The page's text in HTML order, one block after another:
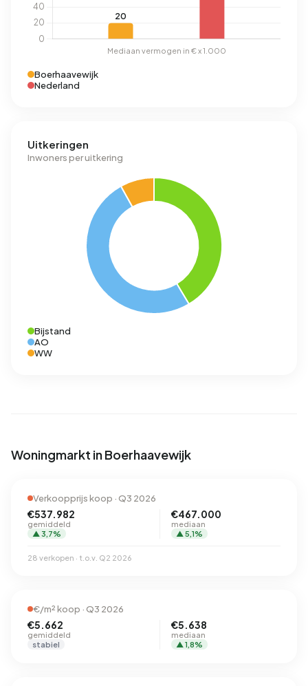
Boerhaavewijk
Nederland
Uitkeringen
Inwoners per uitkering
Bijstand
AO
WW
Woningmarkt in Boerhaavewijk
Verkoopprijs koop · Q3 2026
€537.982
gemiddeld
▲ 3,7%
€467.000
mediaan
▲ 5,1%
28 verkopen · t.o.v. Q2 2026
€/m² koop · Q3 2026
€5.662
gemiddeld
stabiel
€5.638
mediaan
▲ 1,8%